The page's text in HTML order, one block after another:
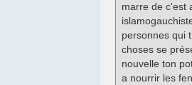
marre de c'est
personnes qui
choses se
nouvelle ton
a nourrir les